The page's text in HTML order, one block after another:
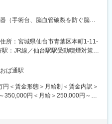
（手術台、脳血管破裂を防ぐ脳動
がメインで、既存ルート営業を中
手術室を有する大学病院やエリ
室・脳神経外科・整形外科などの
ではなく、代理店を通して販売・
く「代理店」も主要な営業先で
心に、競合他社の入替獲得や特殊
所：宮城県仙台市青葉区本町1-11-
：JR線／仙台駅駅受動喫煙対策：
の定める事業所
ば通駅
＜賃金形態＞月給制＜賃金内訳＞
350,000円＜月給＞250,000円～